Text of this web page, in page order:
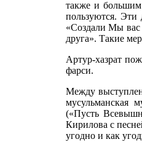
также и
пользуются. Эти
«Создали Мы вас
друга». Такие
Артур-хазрат
фарси.
Между
мусульманская
(«Пусть
Кирилова с
угодно и как